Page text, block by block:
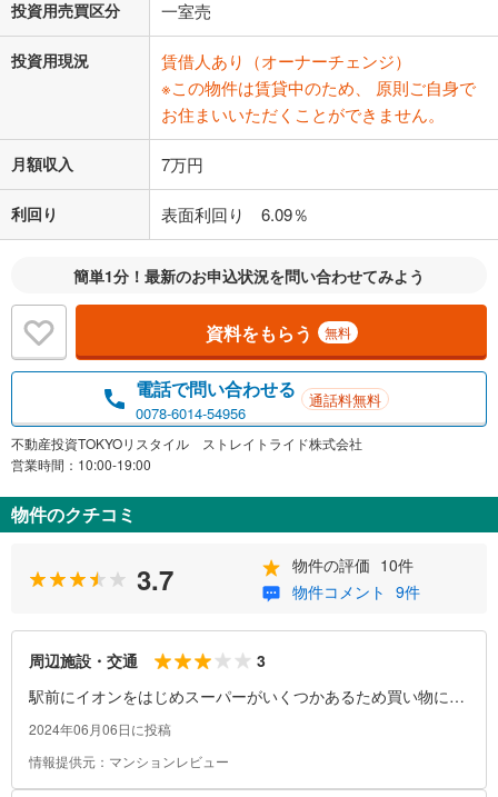
投資用売買区分 一室売
投資用現況
賃借人あり（オーナーチェンジ）
※この物件は賃貸中のため、 原則ご自身で
お住まいいただくことができません。
月額収入 7万円
利回り 表面利回り 6.09％
簡単1分！最新のお申込状況を問い合わせてみよう
資料をもらう 無料
電話で問い合わせる
0078-6014-54956
通話料無料
不動産投資TOKYOリスタイル ストレイトライド株式会社
営業時間：10:00-19:00
物件のクチコミ
3.7 物件の評価 10件
物件コメント 9件
周辺施設・交通
3
駅前にイオンをはじめスーパーがいくつかあるため買い物には
困らない。
2024年06月06日に投稿
情報提供元：マンションレビュー